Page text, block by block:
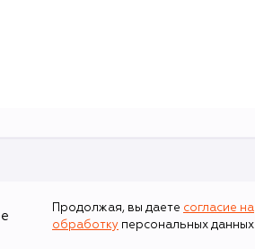
Продолжая, вы даете согласие на
обработку персональных данных